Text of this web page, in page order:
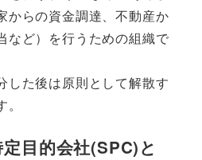
からの資金調達、不動産か
など）を行うための組織で
した後は原則として解散す
目的会社(SPC)と